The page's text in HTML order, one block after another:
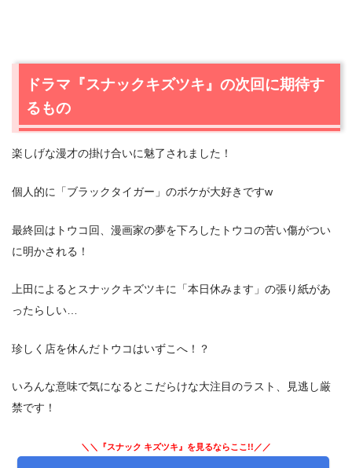
ドラマ『スナックキズツキ』の次回に期待す
るもの
楽しげな漫才の掛け合いに魅了されました！
個人的に「ブラックタイガー」のボケが大好きですw
最終回はトウコ回、漫画家の夢を下ろしたトウコの苦い傷がつい
に明かされる！
上田によるとスナックキズツキに「本日休みます」の張り紙があ
ったらしい…
珍しく店を休んだトウコはいずこへ！？
いろんな意味で気になるとこだらけな大注目のラスト、見逃し厳
禁です！
＼＼『スナック キズツキ』を見るならここ!!／／